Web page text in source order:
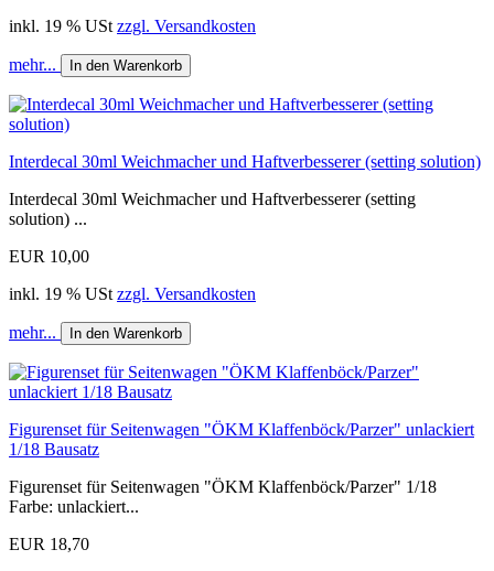
inkl. 19 % USt zzgl. Versandkosten
mehr... In den Warenkorb
Interdecal 30ml Weichmacher und Haftverbesserer (setting solution)
Interdecal 30ml Weichmacher und Haftverbesserer (setting
solution) ...
EUR 10,00
inkl. 19 % USt zzgl. Versandkosten
mehr... In den Warenkorb
Figurenset für Seitenwagen "ÖKM Klaffenböck/Parzer" unlackiert
1/18 Bausatz
Figurenset für Seitenwagen "ÖKM Klaffenböck/Parzer" 1/18
Farbe: unlackiert...
EUR 18,70